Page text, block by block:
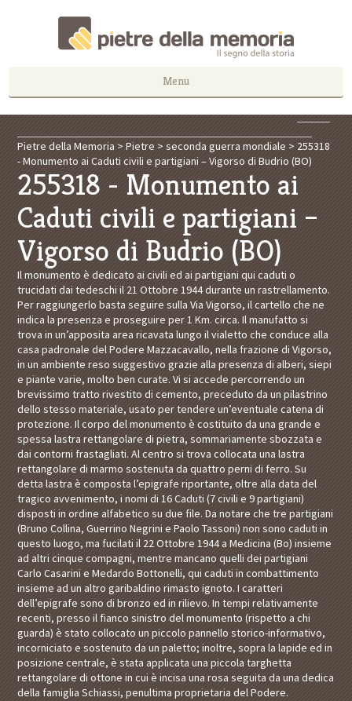
Menu
Pietre della Memoria >Pietre >seconda guerra mondiale > 255318
- Monumento ai Caduti civili e partigiani – Vigorso di Budrio (BO)
255318 - Monumento ai
Caduti civili e partigiani –
Vigorso di Budrio (BO)
Il monumento è dedicato ai civili ed ai partigiani qui caduti o
trucidati dai tedeschi il 21 Ottobre 1944 durante un rastrellamento.
Per raggiungerlo basta seguire sulla Via Vigorso, il cartello che ne
indica la presenza e proseguire per 1 Km. circa. Il manufatto si
trova in un’apposita area ricavata lungo il vialetto che conduce alla
casa padronale del Podere Mazzacavallo, nella frazione di Vigorso,
in un ambiente reso suggestivo grazie alla presenza di alberi, siepi
e piante varie, molto ben curate. Vi si accede percorrendo un
brevissimo tratto rivestito di cemento, preceduto da un pilastrino
dello stesso materiale, usato per tendere un’eventuale catena di
protezione. Il corpo del monumento è costituito da una grande e
spessa lastra rettangolare di pietra, sommariamente sbozzata e
dai contorni frastagliati. Al centro si trova collocata una lastra
rettangolare di marmo sostenuta da quattro perni di ferro. Su
detta lastra è composta l’epigrafe riportante, oltre alla data del
tragico avvenimento, i nomi di 16 Caduti (7 civili e 9 partigiani)
disposti in ordine alfabetico su due file. Da notare che tre partigiani
(Bruno Collina, Guerrino Negrini e Paolo Tassoni) non sono caduti in
questo luogo, ma fucilati il 22 Ottobre 1944 a Medicina (Bo) insieme
ad altri cinque compagni, mentre mancano quelli dei partigiani
Carlo Casarini e Medardo Bottonelli, qui caduti in combattimento
insieme ad un altro garibaldino rimasto ignoto. I caratteri
dell’epigrafe sono di bronzo ed in rilievo. In tempi relativamente
recenti, presso il fianco sinistro del monumento (rispetto a chi
guarda) è stato collocato un piccolo pannello storico-informativo,
incorniciato e sostenuto da un paletto; inoltre, sopra la lapide ed in
posizione centrale, è stata applicata una piccola targhetta
rettangolare di ottone in cui è incisa una rosa seguita da una dedica
della famiglia Schiassi, penultima proprietaria del Podere.